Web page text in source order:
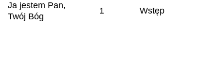
Ja jestem Pan,
Twój Bóg
1 Wstęp